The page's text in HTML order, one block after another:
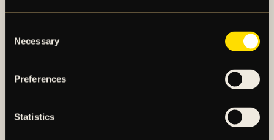
Selection
Necessary
Preferences
Statistics
hållbarhet så ligger ett stort fokus på att återbruka
Företag & privat
som möjligt om alla pallar som levereras.